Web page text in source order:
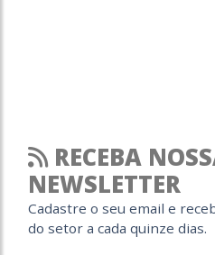
RECEBA
NEWSLETTER
Cadastre o seu email e
do setor a cada quinze dias.